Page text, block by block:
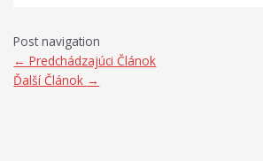
Post navigation
← Predchádzajúci Článok
Ďalší Článok →